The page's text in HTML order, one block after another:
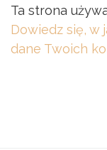
Ta strona
Dowiedz się, w
dane Twoich